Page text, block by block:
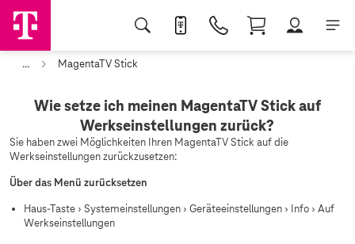
... MagentaTV Stick
Wie setze ich meinen MagentaTV Stick auf
Werkseinstellungen zurück?
Sie haben zwei Möglichkeiten Ihren MagentaTV Stick auf die
Werkseinstellungen zurückzusetzen:
Über das Menü zurücksetzen
Haus-Taste › Systemeinstellungen › Geräteeinstellungen › Info › Auf
Werkseinstellungen